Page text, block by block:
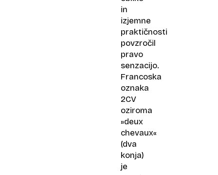
in
izjemne
praktičnosti
povzročil
pravo
senzacijo.
Francoska
oznaka
2CV
oziroma
»deux
chevaux«
(dva
konja)
je